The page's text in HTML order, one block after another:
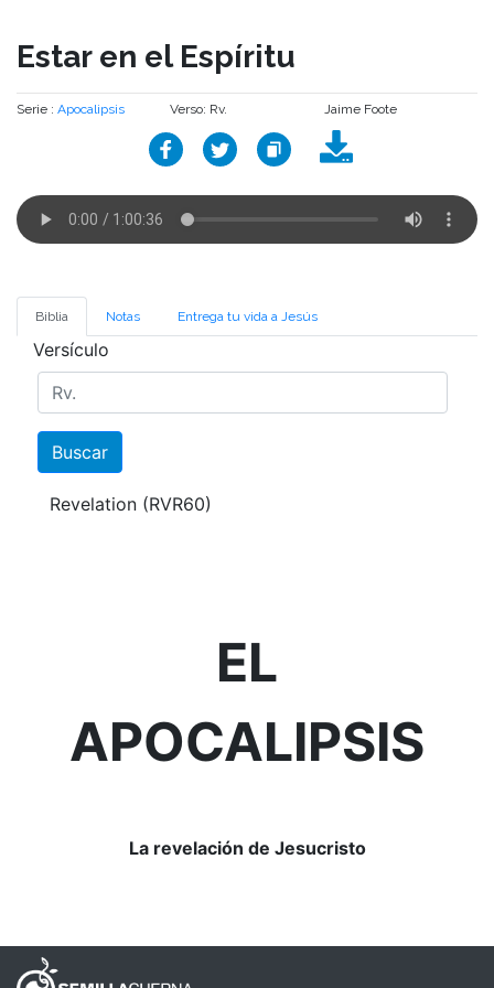
Estar en el Espíritu
Serie : Apocalipsis Verso: Rv. Jaime Foote
Biblia Notas Entrega tu vida a Jesús